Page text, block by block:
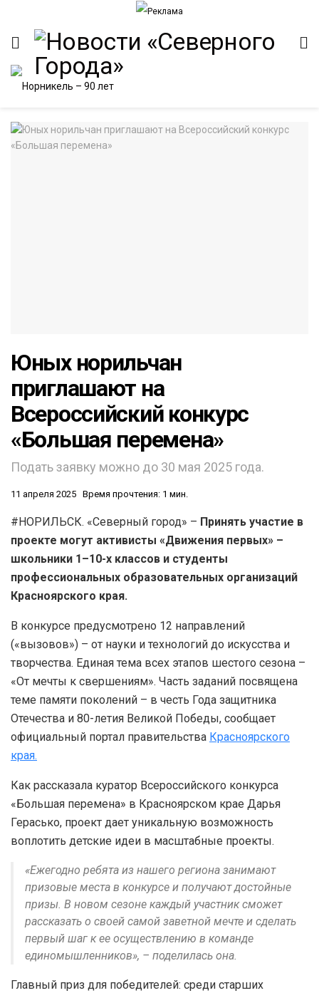
Юных норильчан
приглашают на
Всероссийский конкурс
«Большая перемена»
Подать заявку можно до 30 мая 2025 года.
11 апреля 2025 Время прочтения: 1 мин.
#НОРИЛЬСК. «Северный город» – Принять участие в
проекте могут активисты «Движения первых» –
школьники 1–10-х классов и студенты
профессиональных образовательных организаций
Красноярского края.
В конкурсе предусмотрено 12 направлений
(«вызовов») – от науки и технологий до искусства и
творчества. Единая тема всех этапов шестого сезона –
«От мечты к свершениям». Часть заданий посвящена
теме памяти поколений – в честь Года защитника
Отечества и 80-летия Великой Победы, сообщает
официальный портал правительства Красноярского
края.
Как рассказала куратор Всероссийского конкурса
«Большая перемена» в Красноярском крае Дарья
Герасько, проект дает уникальную возможность
воплотить детские идеи в масштабные проекты.
«Ежегодно ребята из нашего региона занимают
призовые места в конкурсе и получают достойные
призы. В новом сезоне каждый участник сможет
рассказать о своей самой заветной мечте и сделать
первый шаг к ее осуществлению в команде
единомышленников», – поделилась она.
Главный приз для победителей: среди старших